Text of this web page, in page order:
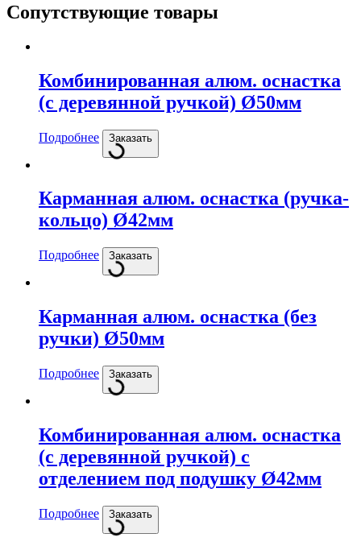
Сопутствующие товары
Комбинированная алюм. оснастка
(с деревянной ручкой) Ø50мм
Подробнее Заказать
Карманная алюм. оснастка (ручка-
кольцо) Ø42мм
Подробнее Заказать
Карманная алюм. оснастка (без
ручки) Ø50мм
Подробнее Заказать
Комбинированная алюм. оснастка
(с деревянной ручкой) с
отделением под подушку Ø42мм
Подробнее Заказать